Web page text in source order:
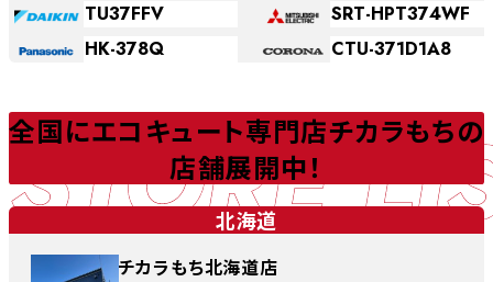
TU37FFV
SRT-HPT374WF
HK-378Q
CTU-371D1A8
STORE
全国にエコキュート専門店チカラもちの
店舗展開中！
北海道
チカラもち北海道店